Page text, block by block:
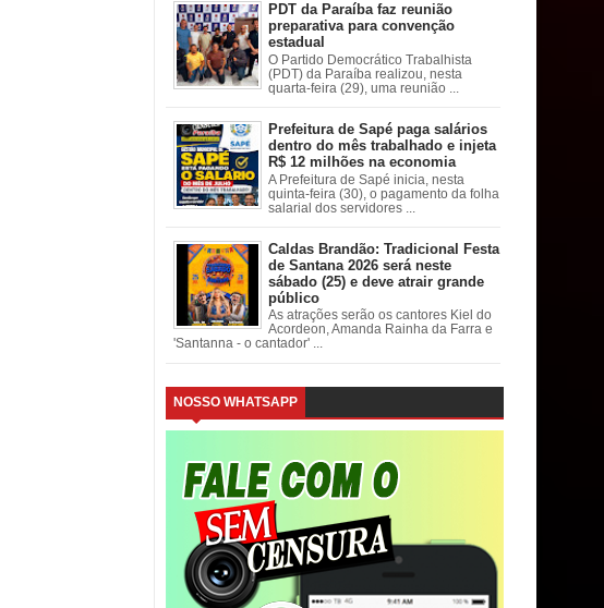
PDT da Paraíba faz reunião
preparativa para convenção
estadual
O Partido Democrático Trabalhista
(PDT) da Paraíba realizou, nesta
quarta-feira (29), uma reunião ...
Prefeitura de Sapé paga salários
dentro do mês trabalhado e injeta
R$ 12 milhões na economia
A Prefeitura de Sapé inicia, nesta
quinta-feira (30), o pagamento da folha
salarial dos servidores ...
Caldas Brandão: Tradicional Festa
de Santana 2026 será neste
sábado (25) e deve atrair grande
público
As atrações serão os cantores Kiel do
Acordeon, Amanda Rainha da Farra e
'Santanna - o cantador' ...
NOSSO WHATSAPP